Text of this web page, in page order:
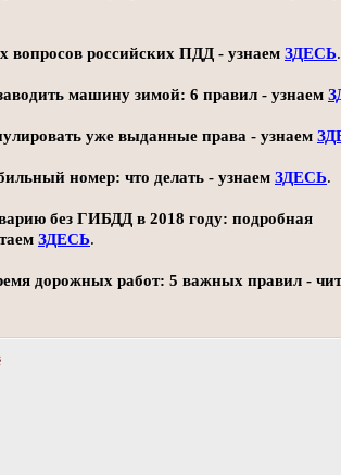
вопросов российских ПДД - узнаем ЗДЕСЬ.
машину зимой: 6 правил - узнаем
уже выданные права - узнаем
номер: что делать - узнаем ЗДЕСЬ.
без ГИБДД в 2018 году: подробная
ЗДЕСЬ.
дорожных работ: 5 важных правил -